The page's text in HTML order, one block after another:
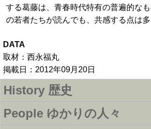
する葛藤は、青春時代特有の普遍的な
の若者たちが読んでも、共感する点は多
DATA
取材：西永福丸
掲載日：2012年09月20日
History 歴史
People ゆかりの人々